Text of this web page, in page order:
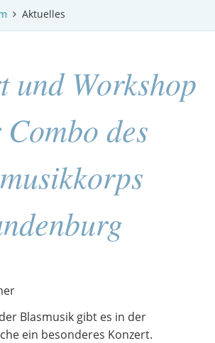
Aktuelles
und Workshop
des
Blasmusik gibt es in der
ein besonderes Konzert.